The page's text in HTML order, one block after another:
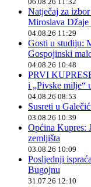
Natječaj za
Miroslava Džaje
04.08.26 11:29
Gosti u studiju:
Gospojinski
04.08.26 10:48
PRVI
i „Pivske milje“
04.08.26 08:53
Susreti u
03.08.26 10:39
Općina Kupres:
zemljišta
03.08.26 10:09
Posljednji
Bugojnu
31.07.26 12:10